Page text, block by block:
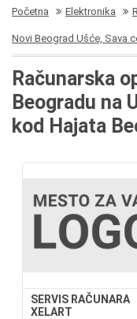
Početna Elektronika
Novi Beograd Ušće, Sava
Računarska
Beogradu na
kod Hajata
SERVIS RAČUNARA
XELART